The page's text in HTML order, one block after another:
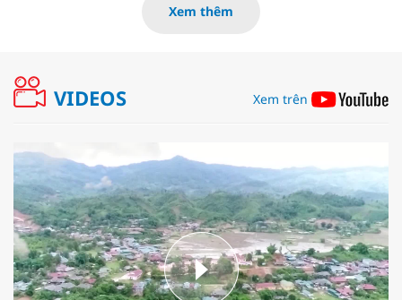
Xem thêm
VIDEOS Xem trên